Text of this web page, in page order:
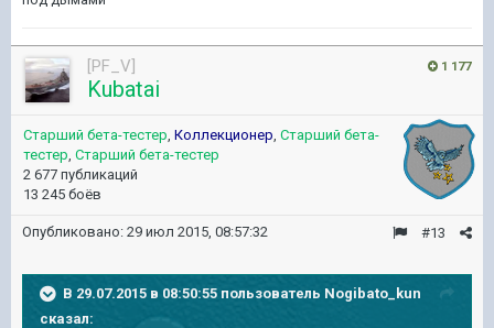
1 177
[PF_V]
Kubatai
Старший бета-тестер, Коллекционер, Старший бета-
тестер, Старший бета-тестер
2 677 публикаций
13 245 боёв
#13
Опубликовано: 29 июл 2015, 08:57:32
В 29.07.2015 в 08:50:55 пользователь Nogibato_kun
сказал: